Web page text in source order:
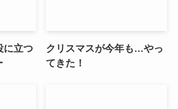
立つ
クリスマスが今年も…やっ
てきた！